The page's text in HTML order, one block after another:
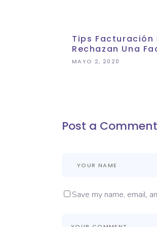
Tips Facturación
Rechazan Una
MAYO 2, 2020
Post a Comment
Save my name, email,